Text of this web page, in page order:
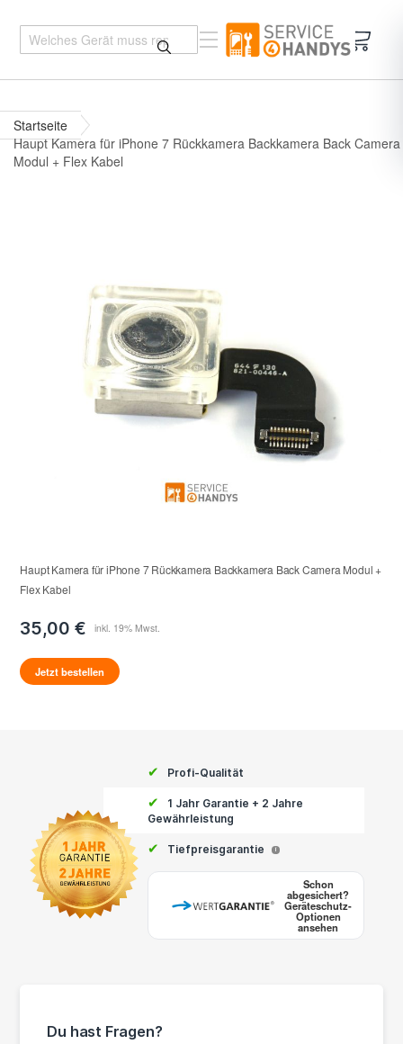
Startseite
Haupt Kamera für iPhone 7 Rückkamera Backkamera Back Camera
Modul + Flex Kabel
Haupt Kamera für iPhone 7 Rückkamera Backkamera Back Camera Modul +
Flex Kabel
35,00 €
Jetzt bestellen
✔ Profi-Qualität
✔
1 Jahr Garantie + 2 Jahre
Gewährleistung
✔ Tiefpreisgarantie i
Schon
abgesichert?
Geräteschutz-
Optionen
ansehen
Du hast Fragen?